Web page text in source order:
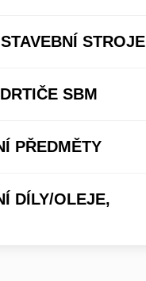
STROJE
SBM
PŘEDMĚTY
DÍLY/OLEJE,